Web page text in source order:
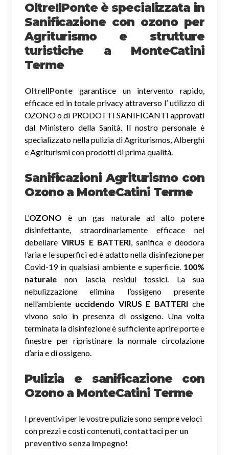
OltreIlPonte è specializzata in
Sanificazione con ozono per
Agriturismo e strutture
turistiche a MonteCatini
Terme
OltreIlPonte garantisce un intervento rapido,
efficace ed in totale privacy attraverso l’ utilizzo di
OZONO o di PRODOTTI SANIFICANTI approvati
dal Ministero della Sanità. Il nostro personale è
specializzato nella pulizia di Agriturismos, Alberghi
e Agriturismi con prodotti di prima qualità.
Sanificazioni Agriturismo con
Ozonoa MonteCatini Terme
L’OZONO è un gas naturale ad alto potere
disinfettante, straordinariamente efficace nel
debellareVIRUS E BATTERI, sanifica e deodora
l’aria e le superfici ed è adatto nella disinfezione per
Covid-19 in qualsiasi ambiente e superficie. 100%
naturale non lascia residui tossici. La sua
nebulizzazione elimina l’ossigeno presente
nell’ambiente uccidendo VIRUS E BATTERI che
vivono solo in presenza di ossigeno. Una volta
terminata la disinfezione è sufficiente aprire porte e
finestre per ripristinare la normale circolazione
d’aria e di ossigeno.
Pulizia e sanificazione con
Ozono a MonteCatini Terme
I preventivi per le vostre pulizie sono sempre veloci
con prezzi e costi contenuti, contattaci per un
preventivo senza impegno!